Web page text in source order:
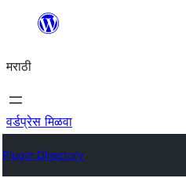
सामुग्रीवर
मराठी
वर्डप्रेस मिळवा
Plugin Directory